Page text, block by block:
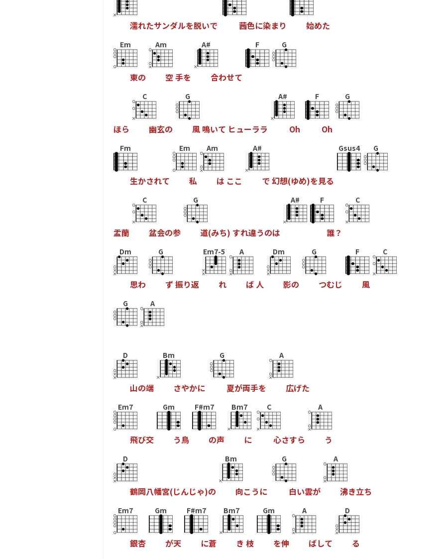
濡れたサンダルを脱いで 茜色に染まり 始めた
Em
東の
Am
空 手を
A#
合わせて
F G
ほら
C
幽玄の
G
風 鳴いて ヒューララ
A#
Oh
F
Oh
G
Fm
生かされて
Em
私
Am
は こ こ
A#
で 幻想(ゆめ)を見る
Gsus4 G
盂蘭
C
盆会の参
G
道(みち) すれ違うのは
A# F
誰？
C
Dm
思わ
G
ず振り返
Em7-5
れ
A
ば人
Dm
影の
G
つむじ
F
風
C
G A
D
山の端
Bm
さやかに
G
夏が両手を
A
広げた
Em7
飛び交
Gm
う鳥
F#m7
の声
Bm7
に
C
心さすら
A
う
D
鶴岡八幡宮(じんじゃ)の
Bm
向こ う に
G
白い雲が
A
沸き立ち
Em7
銀杏
Gm
が天
F#m7
に蒼
Bm7
き 枝
Gm
を伸
A
ばして
D
る